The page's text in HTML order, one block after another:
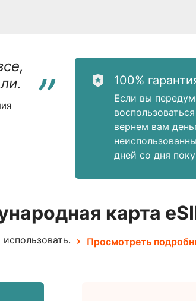
“ 100%
Если вы
вернем вам
дней со дня
карта
Просмотреть